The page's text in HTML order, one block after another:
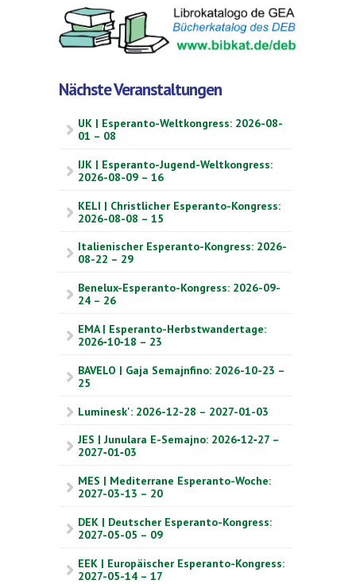
Nächste Veranstaltungen
UK | Esperanto-Weltkongress: 2026-08-
01 – 08
IJK | Esperanto-Jugend-Weltkongress:
2026-08-09 – 16
KELI | Christlicher Esperanto-Kongress:
2026-08-08 – 15
Italienischer Esperanto-Kongress: 2026-
08-22 – 29
Benelux-Esperanto-Kongress: 2026-09-
24 – 26
EMA | Esperanto-Herbstwandertage:
2026‑10‑18 – 23
BAVELO | Gaja Semajnfino: 2026-10-23 –
25
Luminesk': 2026-12-28 – 2027-01-03
JES | Junulara E-Semajno: 2026‑12‑27 –
2027‑01‑03
MES | Mediterrane Esperanto-Woche:
2027-03-13 – 20
DEK | Deutscher Esperanto-Kongress:
2027-05-05 – 09
EEK | Europäischer Esperanto-Kongress:
2027-05-14 – 17